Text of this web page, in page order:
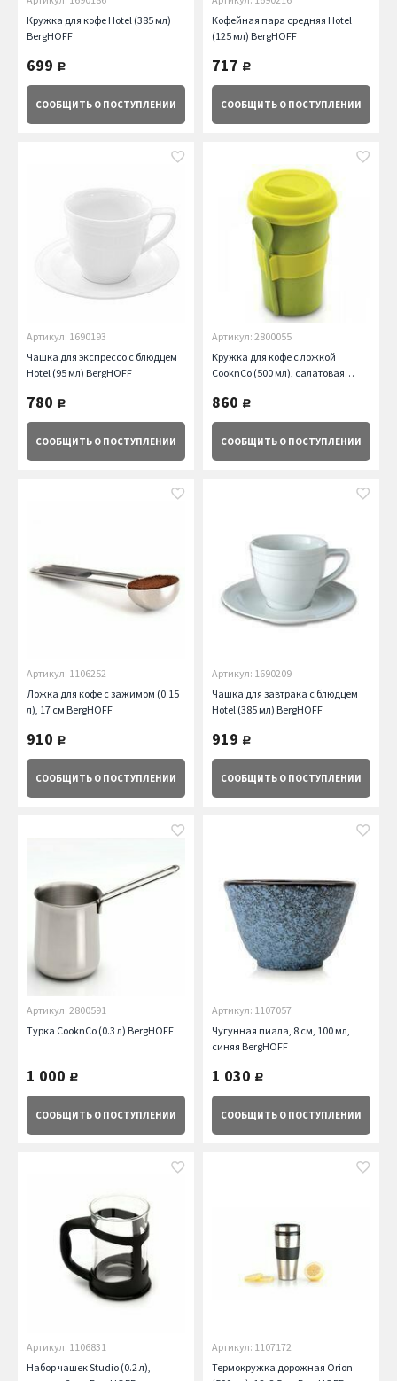
Кружка для кофе Hotel (385 мл)
BergHOFF
699 руб.
СООБЩИТЬ О ПОСТУПЛЕНИИ
Кофейная пара средняя Hotel
(125 мл) BergHOFF
717 руб.
СООБЩИТЬ О ПОСТУПЛЕНИИ
Артикул: 1690193
Чашка для экспрессо с блюдцем
Hotel (95 мл) BergHOFF
780 руб.
СООБЩИТЬ О ПОСТУПЛЕНИИ
Артикул: 2800055
Кружка для кофе с ложкой
CooknCo (500 мл), салатовая
860 руб.
СООБЩИТЬ О ПОСТУПЛЕНИИ
Артикул: 1106252
Ложка для кофе с зажимом (0.15
л), 17 см BergHOFF
910 руб.
СООБЩИТЬ О ПОСТУПЛЕНИИ
Артикул: 1690209
Чашка для завтрака с блюдцем
Hotel (385 мл) BergHOFF
919 руб.
СООБЩИТЬ О ПОСТУПЛЕНИИ
Артикул: 2800591
Турка CooknCo (0.3 л) BergHOFF
1 000 руб.
СООБЩИТЬ О ПОСТУПЛЕНИИ
Артикул: 1107057
Чугунная пиала, 8 см, 100 мл,
синяя BergHOFF
1 030 руб.
СООБЩИТЬ О ПОСТУПЛЕНИИ
Артикул: 1106831
Набор чашек Studio (0.2 л),
Артикул: 1107172
Термокружка дорожная Orion